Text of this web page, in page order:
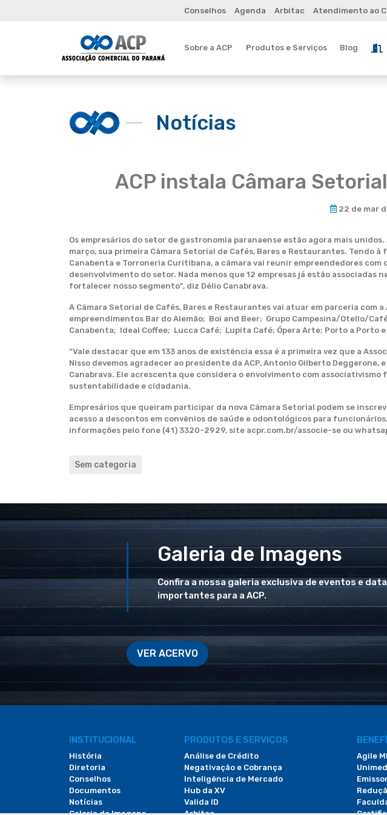
Conselhos Agenda Arbitac Atendimento ao
Sobre a ACP Produtos e Serviços Blog
Notícias
ACP instala Câmara
22 de mar
Os empresários do setor de gastronomia paranaense estão agora mais
março, sua primeira Câmara Setorial de Cafés, Bares e Restaurantes. Tendo
Canabenta e Torroneria Curitibana, a câmara vai reunir empreendedores
desenvolvimento do setor. Nada menos que 12 empresas já estão
fortalecer nosso segmento”, diz Délio Canabrava.
A Câmara Setorial de Cafés, Bares e Restaurantes vai atuar em parceria
empreendimentos Bar do Alemão; Boi and Beer; Grupo Campesina/Otello/
Canabenta; Ideal Coffee; Lucca Café; Lupita Café; Ópera Arte; Porto a Porto e
“Vale destacar que em 133 anos de existência essa é a primeira vez que a
Nisso devemos agradecer ao presidente da ACP, Antonio Gilberto
Canabrava. Ele acrescenta que considera o envolvimento com
sustentabilidade e cidadania.
Empresários que queiram participar da nova Câmara Setorial podem se
acesso a descontos em convênios de saúde e odontológicos para
informações pelo fone (41) 3320-2929, site acpr.com.br/associe-se ou
Sem categoria
Galeria de Imagens
Confira a nossa galeria exclusiva de eventos e
importantes para a ACP.
VER ACERVO
INSTITUCIONAL
História
Diretoria
Conselhos
Documentos
Notícias
PRODUTOS E SERVIÇOS
Análise de Crédito
Negativação e Cobrança
Inteligência de Mercado
Hub da XV
Valida ID
Agile